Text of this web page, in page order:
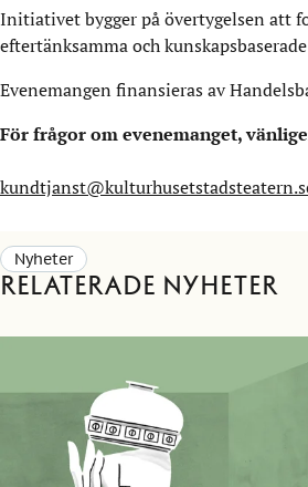
Initiativet bygger på övertygelsen att
eftertänksamma och
Evenemangen finansieras av
För frågor om evenemanget,
Nyheter
Relaterade nyheter